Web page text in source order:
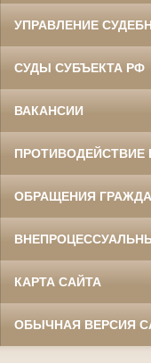
УПРАВЛЕНИЕ
СУДЫ СУБЪЕКТА РФ
ВАКАНСИИ
ПРОТИВОДЕЙСТВИЕ
ОБРАЩЕНИЯ
КАРТА САЙТА
ОБЫЧНАЯ ВЕРСИЯ